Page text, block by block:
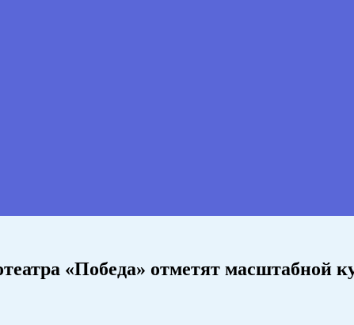
«Победа» отметят масштабной